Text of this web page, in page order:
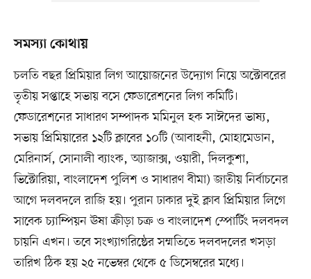
সমস্যা কোথায়
চলতি বছর প্রিমিয়ার লিগ আয়োজনের উদ্যোগ নিয়ে অক্টোবরের
তৃতীয় সপ্তাহে সভায় বসে ফেডারেশনের লিগ কমিটি।
ফেডারেশনের সাধারণ সম্পাদক মমিনুল হক সাঈদের ভাষ্য,
সভায় প্রিমিয়ারের ১২টি ক্লাবের ১০টি (আবাহনী, মোহামেডান,
মেরিনার্স, সোনালী ব্যাংক, অ্যাজাক্স, ওয়ারী, দিলকুশা,
ভিক্টোরিয়া, বাংলাদেশ পুলিশ ও সাধারণ বীমা) জাতীয় নির্বাচনের
আগে দলবদলে রাজি হয়। পুরান ঢাকার দুই ক্লাব প্রিমিয়ার লিগে
সাবেক চ্যাম্পিয়ন ঊষা ক্রীড়া চক্র ও বাংলাদেশ স্পোর্টিং দলবদল
চায়নি এখন। তবে সংখ্যাগরিষ্ঠের সম্মতিতে দলবদলের খসড়া
তারিখ ঠিক হয় ২৫ নভেম্বর থেকে ৫ ডিসেম্বরের মধ্যে।